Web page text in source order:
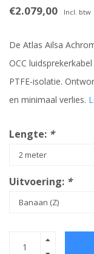
€2.079,00 Incl. btw
De Atlas Ailsa
OCC
PTFE-isolatie.
en minimaal verlies.
Lengte: *
Uitvoering: *